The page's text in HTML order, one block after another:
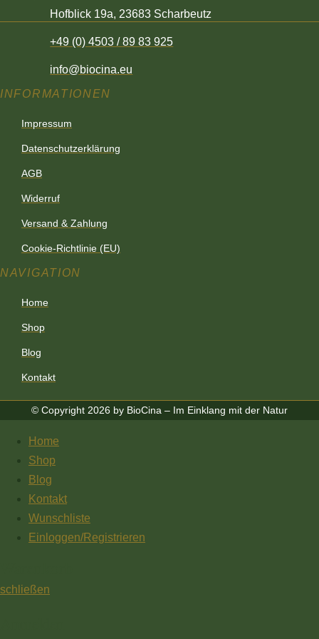
Hofblick 19a, 23683 Scharbeutz
+49 (0) 4503 / 89 83 925
info@biocina.eu
INFORMATIONEN
Impressum
Datenschutzerklärung
AGB
Widerruf
Versand & Zahlung
Cookie-Richtlinie (EU)
NAVIGATION
Home
Shop
Blog
Kontakt
© Copyright 2026 by BioCina – Im Einklang mit der Natur
Home
Shop
Blog
Kontakt
Wunschliste
Einloggen/Registrieren
schließen